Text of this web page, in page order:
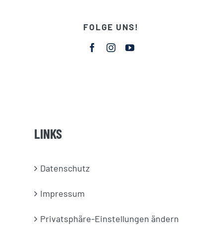
FOLGE UNS!
LINKS
Datenschutz
Impressum
Privatsphäre-Einstellungen ändern